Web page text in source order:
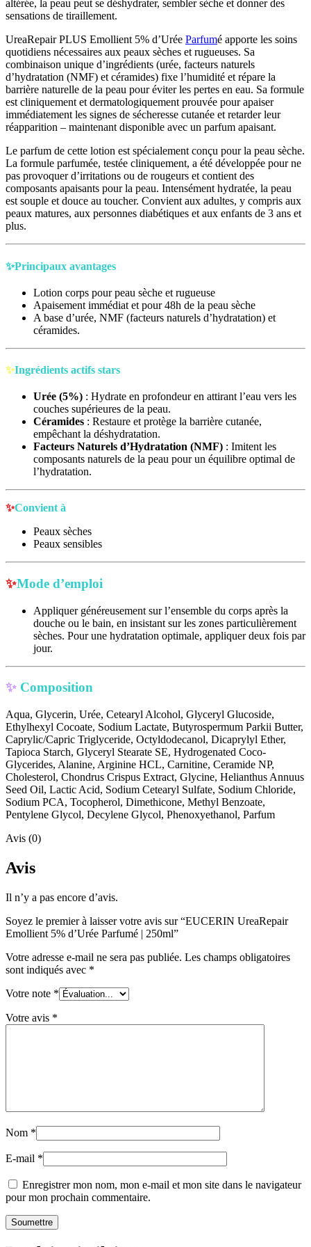
altérée, la peau peut se déshydrater, sembler sèche et donner des
sensations de tiraillement.
UreaRepair PLUS Emollient 5% d’Urée Parfumé apporte les soins
quotidiens nécessaires aux peaux sèches et rugueuses. Sa
combinaison unique d’ingrédients (urée, facteurs naturels
d’hydratation (NMF) et céramides) fixe l’humidité et répare la
barrière naturelle de la peau pour éviter les pertes en eau. Sa formule
est cliniquement et dermatologiquement prouvée pour apaiser
immédiatement les signes de sécheresse cutanée et retarder leur
réapparition – maintenant disponible avec un parfum apaisant.
Le parfum de cette lotion est spécialement conçu pour la peau sèche.
La formule parfumée, testée cliniquement, a été développée pour ne
pas provoquer d’irritations ou de rougeurs et contient des
composants apaisants pour la peau. Intensément hydratée, la peau
est souple et douce au toucher. Convient aux adultes, y compris aux
peaux matures, aux personnes diabétiques et aux enfants de 3 ans et
plus.
✨Principaux avantages
Lotion corps pour peau sèche et rugueuse
Apaisement immédiat et pour 48h de la peau sèche
A base d’urée, NMF (facteurs naturels d’hydratation) et
céramides.
✨Ingrédients actifs stars
Urée (5%) : Hydrate en profondeur en attirant l’eau vers les
couches supérieures de la peau.
Céramides : Restaure et protège la barrière cutanée,
empêchant la déshydratation.
Facteurs Naturels d’Hydratation (NMF) : Imitent les
composants naturels de la peau pour un équilibre optimal de
l’hydratation.
✨Convient à
Peaux sèches
Peaux sensibles
✨Mode d’emploi
Appliquer généreusement sur l’ensemble du corps après la
douche ou le bain, en insistant sur les zones particulièrement
sèches. Pour une hydratation optimale, appliquer deux fois par
jour.
✨ Composition
Aqua, Glycerin, Urée, Cetearyl Alcohol, Glyceryl Glucoside,
Ethylhexyl Cocoate, Sodium Lactate, Butyrospermum Parkii Butter,
Caprylic/Capric Triglyceride, Octyldodecanol, Dicaprylyl Ether,
Tapioca Starch, Glyceryl Stearate SE, Hydrogenated Coco-
Glycerides, Alanine, Arginine HCL, Carnitine, Ceramide NP,
Cholesterol, Chondrus Crispus Extract, Glycine, Helianthus Annuus
Seed Oil, Lactic Acid, Sodium Cetearyl Sulfate, Sodium Chloride,
Sodium PCA, Tocopherol, Dimethicone, Methyl Benzoate,
Pentylene Glycol, Decylene Glycol, Phenoxyethanol, Parfum
Avis (0)
Avis
Il n’y a pas encore d’avis.
Soyez le premier à laisser votre avis sur “EUCERIN UreaRepair
Emollient 5% d’Urée Parfumé | 250ml”
Votre adresse e-mail ne sera pas publiée. Les champs obligatoires
sont indiqués avec *
Votre note *
Votre avis *
Nom *
E-mail *
Enregistrer mon nom, mon e-mail et mon site dans le navigateur
pour mon prochain commentaire.